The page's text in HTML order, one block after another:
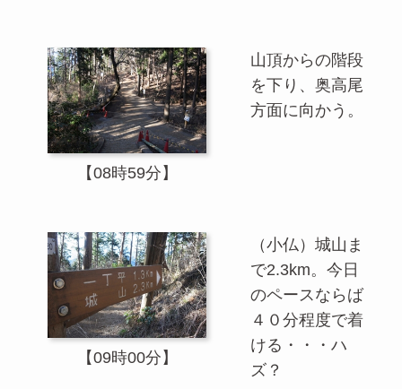
【08時59分】
山頂からの階段
を下り、奥高尾
方面に向かう。
【09時00分】
（小仏）城山ま
で2.3km。今日
のペースならば
４０分程度で着
ける・・・ハ
ズ？